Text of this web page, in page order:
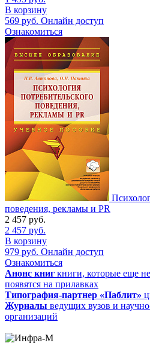
В корзину
569 руб. Онлайн доступ
Ознакомиться
поведения, рекламы и PR
2 457 руб.
2 457 руб.
В корзину
979 руб. Онлайн доступ
Ознакомиться
Анонс книг книги, которые еще
появятся на прилавках
Типография-партнер «Паблит»
Журналы ведущих вузов и
организаций